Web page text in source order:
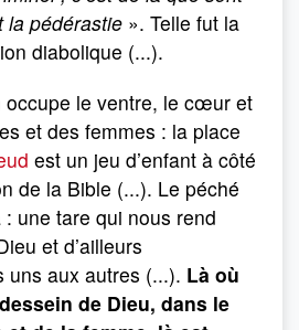
la pédérastie ». Telle fut la
diabolique (...).
occupe le ventre, le cœur et
et des femmes : la place
est un jeu d’enfant à côté
de la Bible (...). Le péché
: une tare qui nous rend
et d’ailleurs
uns aux autres (...). Là où
de Dieu, dans le